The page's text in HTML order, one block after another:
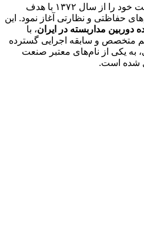
شرکت فرانگر الکترونیک فعالیت خود را از سال ۱۳۷۲ با هدف
حفاظتی و نظارتی آغاز نمود. این
دوربین مداربسته در ایران، با
متخصص و سابقه اجرایی گسترده
یکی از نام‌های معتبر صنعت
شده است.